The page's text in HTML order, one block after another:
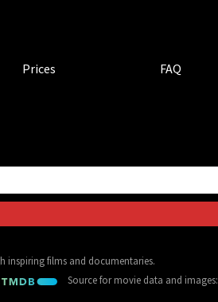
Prices FAQ
inspiring films and documentaries.
Source for movie data and images: